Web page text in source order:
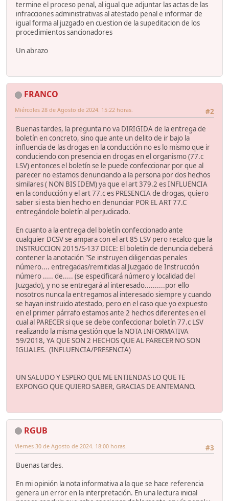
termine el proceso penal, al igual que adjuntar las actas de las
infracciones administrativas al atestado penal e informar de
igual forma al juzgado en cuestion de la supeditacion de los
procedimientos sancionadores
Un abrazo
FRANCO
#2
Miércoles 28 de Agosto de 2024. 15:22 horas.
Buenas tardes, la pregunta no va DIRIGIDA de la entrega de
boletín en concreto, sino que ante un delito de ir bajo la
influencia de las drogas en la conducción no es lo mismo que ir
conduciendo con presencia en drogas en el organismo (77.c
LSV) entonces el boletín se le puede confeccionar por que al
parecer no estamos denunciando a la persona por dos hechos
similares ( NON BIS IDEM) ya que el art 379.2 es INFLUENCIA
en la conducción y el art 77.c es PRESENCIA de drogas, quiero
saber si esta bien hecho en denunciar POR EL ART 77.C
entregándole boletín al perjudicado.
En cuanto a la entrega del boletín confeccionado ante
cualquier DCSV se ampara con el art 85 LSV pero recalco que la
INSTRUCCION 2015/S-137 DICE: El boletín de denuncia deberá
contener la anotación "Se instruyen diligencias penales
número.... entregadas/remitidas al Juzgado de Instrucción
número ..... de..... (se especificará número y localidad del
Juzgado), y no se entregará al interesado..........por ello
nosotros nunca la entregamos al interesado siempre y cuando
se hayan instruido atestado, pero en el caso que yo expuesto
en el primer párrafo estamos ante 2 hechos diferentes en el
cual al PARECER si que se debe confeccionar boletín 77.c LSV
realizando la misma gestión que la NOTA INFORMATIVA
59/2018, YA QUE SON 2 HECHOS QUE AL PARECER NO SON
IGUALES. (INFLUENCIA/PRESENCIA)
UN SALUDO Y ESPERO QUE ME ENTIENDAS LO QUE TE
EXPONGO QUE QUIERO SABER, GRACIAS DE ANTEMANO.
RGUB
#3
Viernes 30 de Agosto de 2024. 18:00 horas.
Buenas tardes.
En mi opinión la nota informativa a la que se hace referencia
genera un error en la interpretación. En una lectura inicial